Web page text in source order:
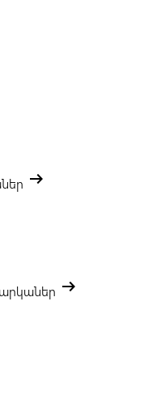
arrow_right_alt
arrow_right_alt